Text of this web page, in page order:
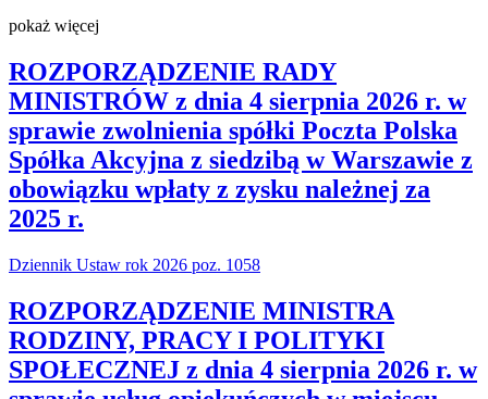
pokaż więcej
ROZPORZĄDZENIE RADY
MINISTRÓW z dnia 4 sierpnia 2026 r. w
sprawie zwolnienia spółki Poczta Polska
Spółka Akcyjna z siedzibą w Warszawie z
obowiązku wpłaty z zysku należnej za
2025 r.
Dziennik Ustaw rok 2026 poz. 1058
ROZPORZĄDZENIE MINISTRA
RODZINY, PRACY I POLITYKI
SPOŁECZNEJ z dnia 4 sierpnia 2026 r. w